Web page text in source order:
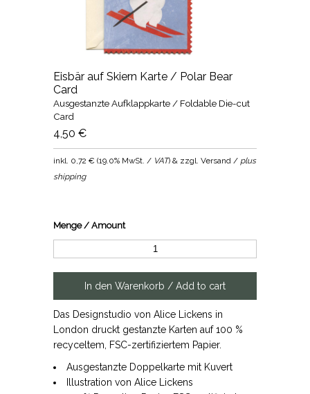
Eisbär auf Skiern Karte / Polar Bear
Card
Ausgestanzte Aufklappkarte / Foldable Die-cut
Card
4,50 €
inkl. 0,72 € (19.0% MwSt. / VAT) & zzgl. Versand / plus
shipping
Menge / Amount
Das Designstudio von Alice Lickens in
London druckt gestanzte Karten auf 100 %
recyceltem, FSC-zertifiziertem Papier.
Ausgestanzte Doppelkarte mit Kuvert
Illustration von Alice Lickens